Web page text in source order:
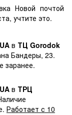
Новой почтой
учтите это.
в ТЦ Gorodok
Бандеры, 23.
заранее.
в ТРЦ
Работает с 10